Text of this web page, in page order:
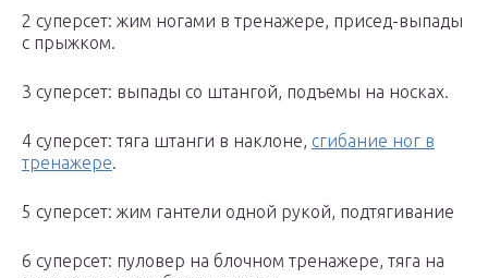
2 суперсет: жим ногами в тренажере, присед-выпады
с прыжком.
3 суперсет: выпады со штангой, подъемы на носках.
4 суперсет: тяга штанги в наклоне, сгибание ног в
тренажере.
5 суперсет: жим гантели одной рукой, подтягивание
6 суперсет: пуловер на блочном тренажере, тяга на